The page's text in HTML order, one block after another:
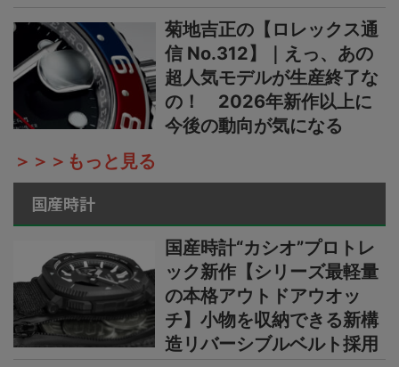
菊地吉正の【ロレックス通
信 No.312】｜えっ、あの
超人気モデルが生産終了な
の！ 2026年新作以上に
今後の動向が気になる
＞＞＞もっと見る
国産時計
国産時計“カシオ”プロトレ
ック新作【シリーズ最軽量
の本格アウトドアウオッ
チ】小物を収納できる新構
造リバーシブルベルト採用